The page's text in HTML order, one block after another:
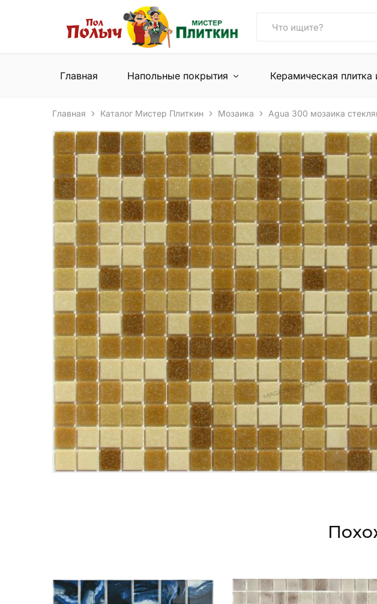
Пол
Полыч
Плиткин
Сеть
магазинов
и
керамической
Главная Напольные покрытия Керамическая плитка
Главная Каталог Мистер Плиткин Мозаика Agua 300 мозаика